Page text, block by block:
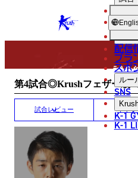
KRUSH
ショ
ニュ
配信
ブラ
スポ
ルー
SNS
K-1
K-1
MATCH
試合
第4試合◎Krushフェザー級/
試合レビュー ギャラ